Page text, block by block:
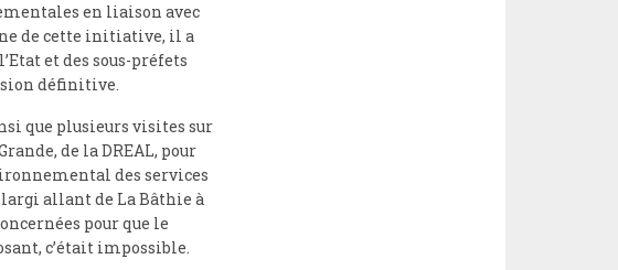
en liaison avec
de cette initiative, il a
et des sous-préfets
définitive.
que plusieurs visites sur
de la DREAL, pour
des services
allant de La Bâthie à
pour que le
c’était impossible.